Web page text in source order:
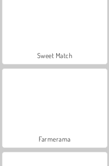
Sweet Match
Farmerama